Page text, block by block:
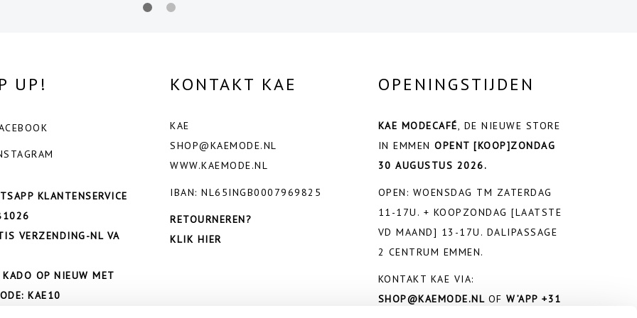
UP!
KLANTENSERVICE
VERZENDING-NL VA
OP NIEUW MET
KAE10
KONTAKT KAE
KAE
SHOP@KAEMODE.NL
WWW.KAEMODE.NL
IBAN: NL65INGB0007969825
RETOURNEREN?
KLIK HIER
OPENINGSTIJDEN
KAE MODECAFÉ , DE NIEUWE STORE
IN EMMEN OPENT [KOOP]ZONDAG
30 AUGUSTUS 2026.
OPEN: WOENSDAG TM ZATERDAG
11-17U. + KOOPZONDAG [LAATSTE
VD MAAND] 13-17U. DALIPASSAGE
2 CENTRUM EMMEN.
KONTAKT KAE VIA:
SHOP@KAEMODE.NL OF W’APP +31